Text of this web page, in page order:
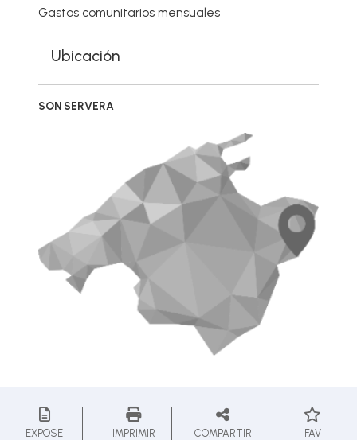
Gastos comunitarios mensuales
Ubicación
SON SERVERA
EXPOSE IMPRIMIR COMPARTIR FAV